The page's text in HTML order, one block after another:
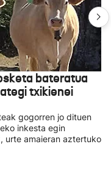
bateratua
txikienei
gogorren jo dituen
inkesta egin
urte amaieran aztertuko